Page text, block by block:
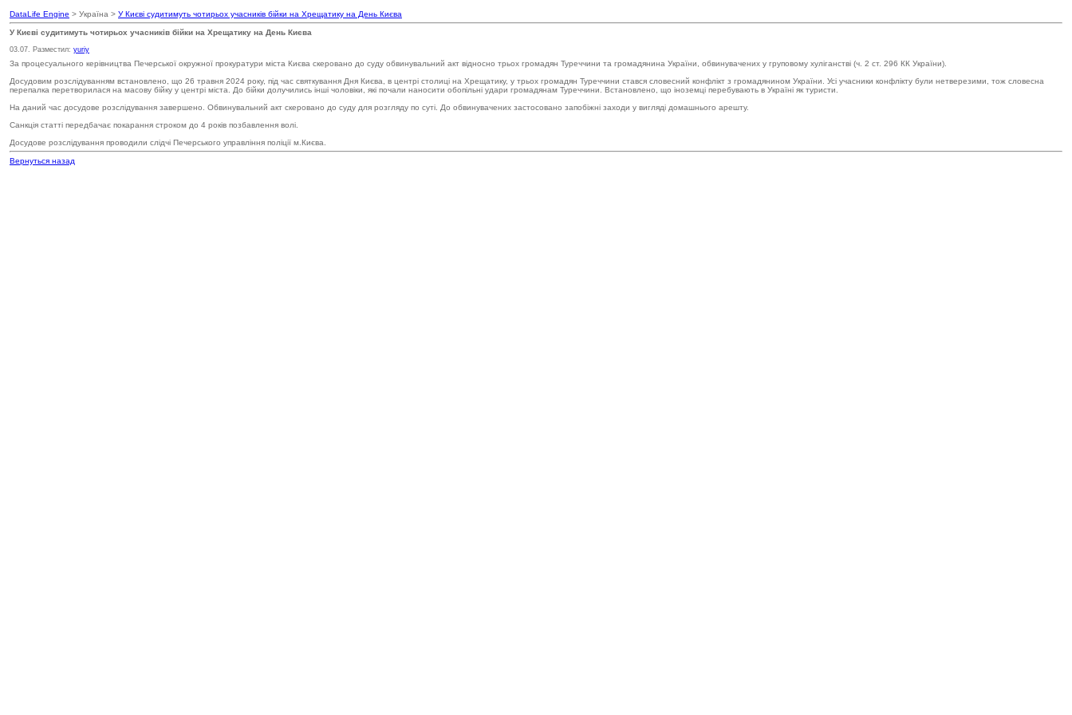
DataLife Engine > Україна > У Києві судитимуть чотирьох учасників бійки на Хрещатику на День Києва
У Києві судитимуть чотирьох учасників бійки на Хрещатику на День Києва
03.07. Разместил: yuriy
За процесуального керівництва Печерської окружної прокуратури міста Києва скеровано до суду обвинувальний акт відносно трьох громадян Туреччини та громадянина України, обвинувачених у груповому хуліганстві (ч. 2 ст. 296 КК України).
Досудовим розслідуванням встановлено, що 26 травня 2024 року, під час святкування Дня Києва, в центрі столиці на Хрещатику, у трьох громадян Туреччини стався словесний конфлікт з громадянином України. Усі учасники конфлікту були нетверезими, тож словесна
перепалка перетворилася на масову бійку у центрі міста. До бійки долучились інші чоловіки, які почали наносити обопільні удари громадянам Туреччини. Встановлено, що іноземці перебувають в Україні як туристи.
На даний час досудове розслідування завершено. Обвинувальний акт скеровано до суду для розгляду по суті. До обвинувачених застосовано запобіжні заходи у вигляді домашнього арешту.
Санкція статті передбачає покарання строком до 4 років позбавлення волі.
Досудове розслідування проводили слідчі Печерського управління поліції м.Києва.
Вернуться назад